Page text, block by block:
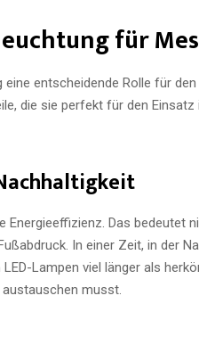
für
entscheidende Rolle für
die sie perfekt für den Einsatz
Energieeffizienz. Das bedeutet
In einer Zeit, in der
Lampen viel länger als
musst.